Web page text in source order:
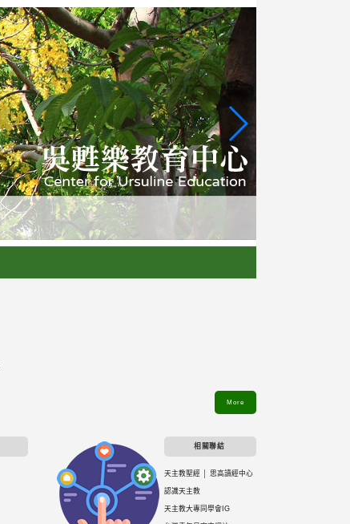
More
相關聯結
天主教聖經 思高讀經中心
認識天主教
天主教大專同學會IG